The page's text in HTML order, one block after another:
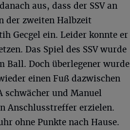
aus, dass der SSV an
der zweiten Halbzeit
Gecgel ein. Leider konnte er
Das Spiel des SSV wurde
Ball. Doch überlegener wurde
einen Fuß dazwischen
schwächer und Manuel
Anschlusstreffer erzielen.
ohne Punkte nach Hause.